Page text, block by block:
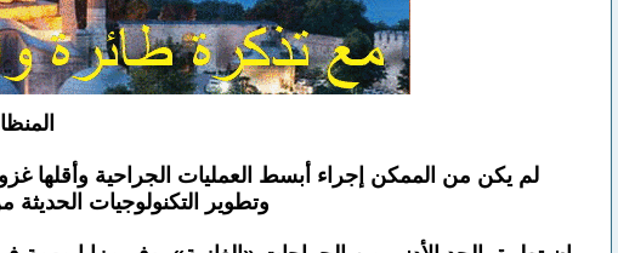
وتطوير التكنولوجيات الحديثة